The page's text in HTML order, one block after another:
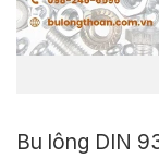
Bu lông DIN